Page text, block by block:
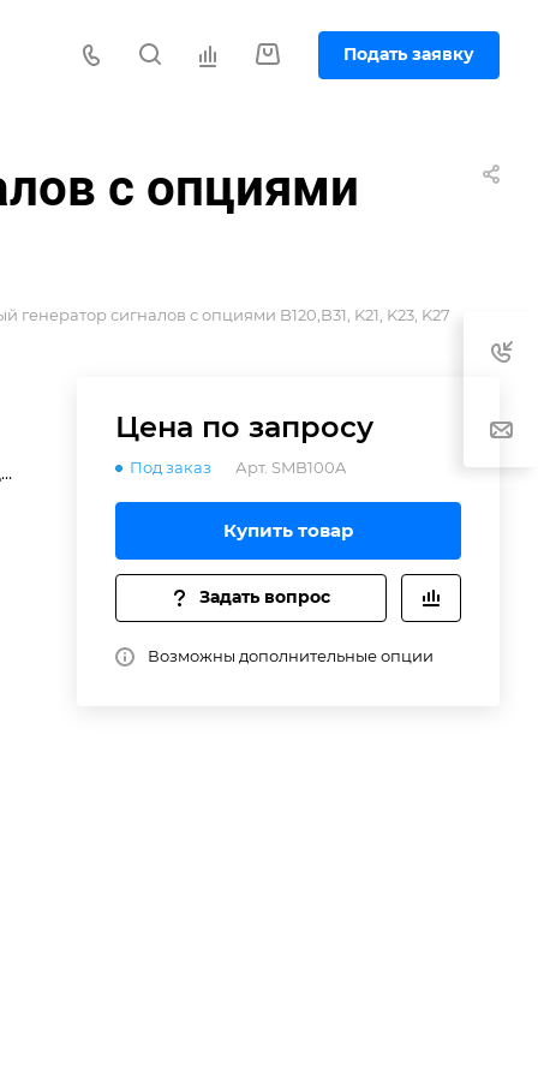
Подать заявку
с опциями
генератор сигналов с опциями B120,B31, K21, K23, K27
Цена по запросу
Под заказ Арт. SMB100A
Купить товар
Задать вопрос
Возможны дополнительные опции